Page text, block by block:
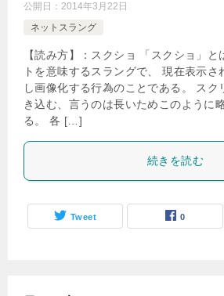
公開日： 2014年3月22日
ネットスラング
【読み方】：スクショ 「スクショ」と
トを意味するスラングで、 現在表示さ
し画像化する行為のことである。 スク
き込む、言うのは長いためこのように
る。 各 […]
続きを読む
Tweet 0